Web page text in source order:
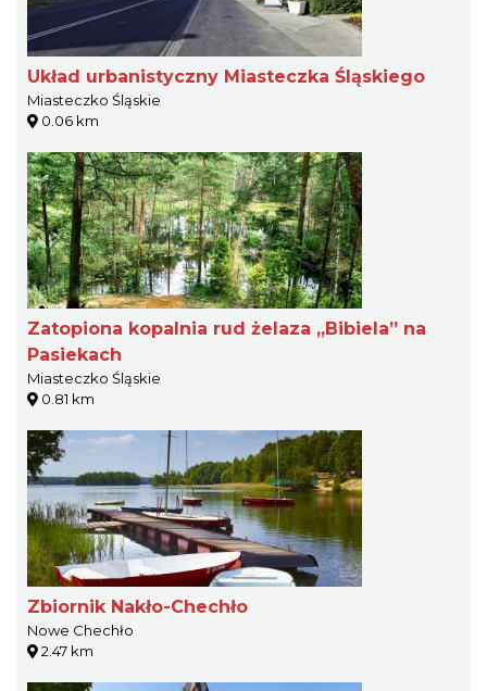
Układ urbanistyczny Miasteczka Śląskiego
Miasteczko Śląskie
0.06 km
Zatopiona kopalnia rud żelaza „Bibiela” na
Pasiekach
Miasteczko Śląskie
0.81 km
Zbiornik Nakło-Chechło
Nowe Chechło
2.47 km